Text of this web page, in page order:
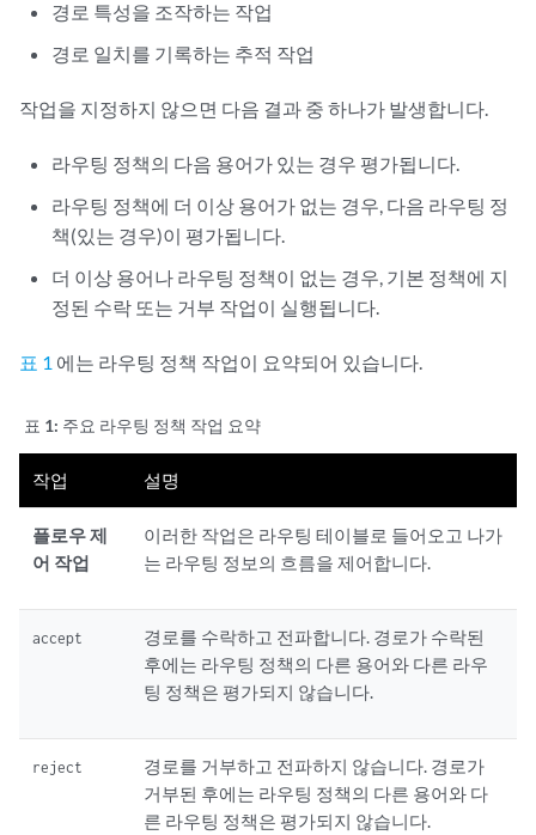
경로 특성을 조작하는 작업
경로 일치를 기록하는 추적 작업
작업을 지정하지 않으면 다음 결과 중 하나가 발생합니다.
라우팅 정책의 다음 용어가 있는 경우 평가됩니다.
라우팅 정책에 더 이상 용어가 없는 경우, 다음 라우팅 정
책(있는 경우)이 평가됩니다.
더 이상 용어나 라우팅 정책이 없는 경우, 기본 정책에 지
정된 수락 또는 거부 작업이 실행됩니다.
표 1 에는 라우팅 정책 작업이 요약되어 있습니다.
표 1: 주요 라우팅 정책 작업 요약
작업 설명
플로우 제
어 작업
이러한 작업은 라우팅 테이블로 들어오고 나가
는 라우팅 정보의 흐름을 제어합니다.
accept
경로를 수락하고 전파합니다. 경로가 수락된
후에는 라우팅 정책의 다른 용어와 다른 라우
팅 정책은 평가되지 않습니다.
reject
경로를 거부하고 전파하지 않습니다. 경로가
거부된 후에는 라우팅 정책의 다른 용어와 다
른 라우팅 정책은 평가되지 않습니다.